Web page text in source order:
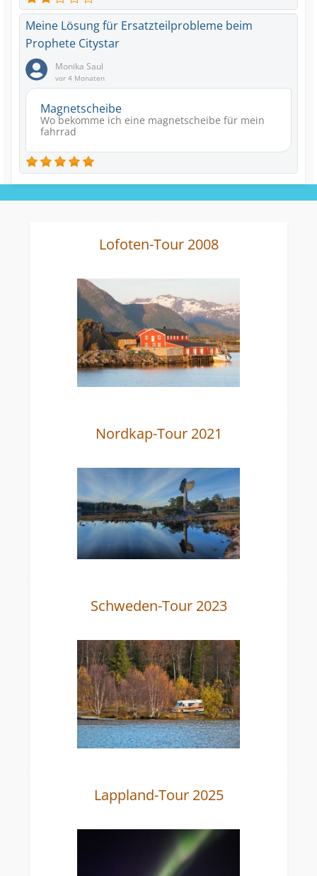
Meine Lösung für Ersatzteilprobleme beim
Prophete Citystar
Monika Saul
vor 4 Monaten
Magnetscheibe
Wo bekomme ich eine magnetscheibe für mein
fahrrad
Lofoten-Tour 2008
Nordkap-Tour 2021
Schweden-Tour 2023
Lappland-Tour 2025